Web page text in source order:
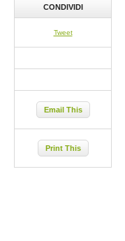
CONDIVIDI
Tweet
Email This
Print This